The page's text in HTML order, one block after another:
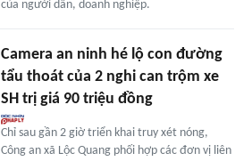
của người dân, doanh nghiệp.
Camera an ninh hé lộ con đường
tẩu thoát của 2 nghi can trộm xe
SH trị giá 90 triệu đồng
Chỉ sau gần 2 giờ triển khai truy xét nóng,
Công an xã Lộc Quang phối hợp các đơn vị liên